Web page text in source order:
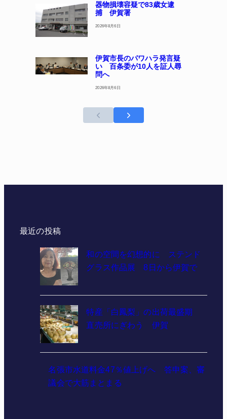
器物損壊容疑で83歳女逮
捕 伊賀署
2026年8月6日
伊賀市長のパワハラ発言疑
い 百条委が10人を証人尋
問へ
2026年8月6日
最近の投稿
和の空間を幻想的に ステンド
グラス作品展 8日から伊賀で
特産「白鳳梨」の出荷最盛期
直売所にぎわう 伊賀
名張市水道料金47％値上げへ 答申案、審
議会で大筋まとまる